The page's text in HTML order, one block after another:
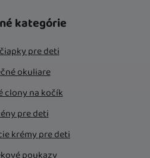
kategórie
pre deti
okuliare
clony na kočík
pre deti
krémy pre deti